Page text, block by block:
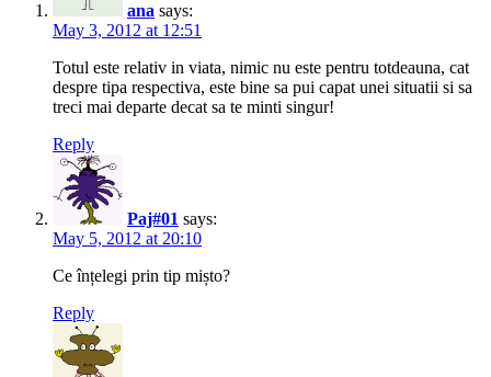
ana says:
May 3, 2012 at 12:51
Totul este relativ in viata, nimic nu este pentru totdeauna, cat
despre tipa respectiva, este bine sa pui capat unei situatii si sa
treci mai departe decat sa te minti singur!
Reply
Paj#01 says:
May 5, 2012 at 20:10
Ce înțelegi prin tip mișto?
Reply